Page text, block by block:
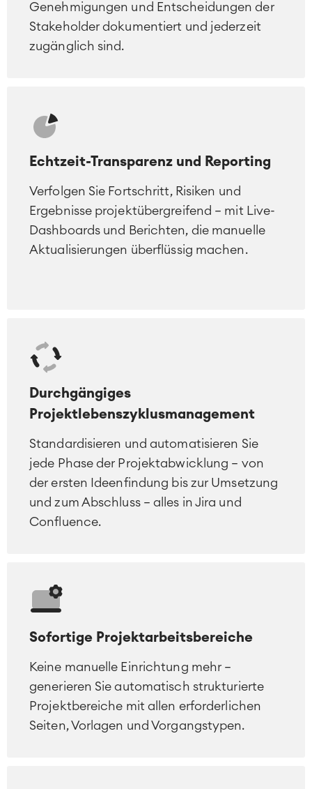
Genehmigungen und Entscheidungen der
Stakeholder dokumentiert und jederzeit
zugänglich sind.
Echtzeit-Transparenz und Reporting
Verfolgen Sie Fortschritt, Risiken und
Ergebnisse projektübergreifend – mit Live-
Dashboards und Berichten, die manuelle
Aktualisierungen überflüssig machen.
Durchgängiges
Projektlebenszyklusmanagement
Standardisieren und automatisieren Sie
jede Phase der Projektabwicklung – von
der ersten Ideenfindung bis zur Umsetzung
und zum Abschluss – alles in Jira und
Confluence.
Sofortige Projektarbeitsbereiche
Keine manuelle Einrichtung mehr –
generieren Sie automatisch strukturierte
Projektbereiche mit allen erforderlichen
Seiten, Vorlagen und Vorgangstypen.